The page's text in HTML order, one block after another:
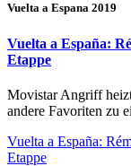
Vuelta a Espana 2019
Vuelta a España:
Etappe
Movistar Angriff
andere Favoriten zu
Vuelta a España:
Etappe